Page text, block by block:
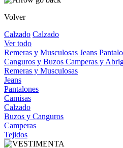
Volver
Calzado Calzado
Ver todo
Remeras y Musculosas Jeans
Canguros y Buzos Camperas y
Remeras y Musculosas
Jeans
Pantalones
Camisas
Calzado
Buzos y Canguros
Camperas
Tejidos